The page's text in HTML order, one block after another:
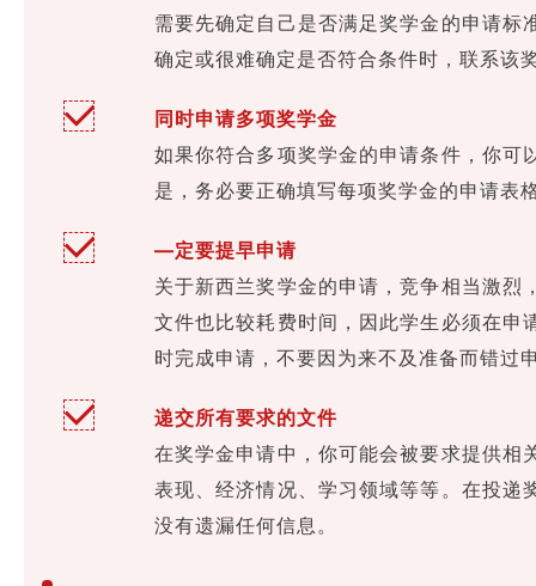
需要先确定自己是否满足奖学金的申请标
确定或很难确定是否符合条件时，联系该
同时申请多项奖学金
如果你符合多项奖学金的申请条件，你可
是，务必要正确填写每项奖学金的申请表
—定要提早申请
关于新西兰奖学金的申请，竞争相当激烈
文件也比较耗费时间，因此学生必须在申
时完成申请，不要因为来不及准备而错过
递交所有要求的文件
在奖学金申请中，你可能会被要求提供相
表现、经济情况、学习领域等等。在投递
没有遗漏任何信息。